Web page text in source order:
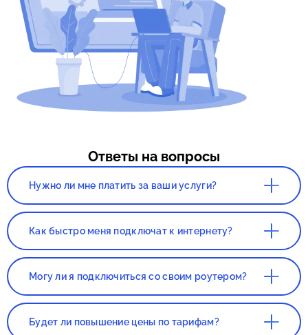
Ответы на вопросы
Нужно ли мне платить за ваши услуги?
Нет. Сервис, а так же консультация со
Как быстро меня подключат к интернету?
Все зависит от нагруженности вашего
подключают в течении 1-2 дней с момента
Могу ли я подключиться со своим роутером?
Да, вы сможете подключиться со своим
приобретаться в магазине, если
Будет ли повышение цены по тарифам?